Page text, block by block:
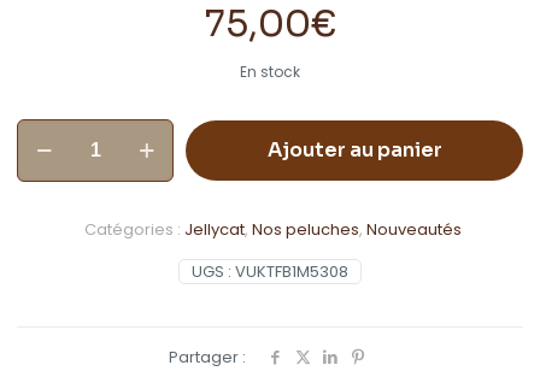
75,00€
En stock
quantité
Homard
Ajouter au panier
UGS : VUKTFB1M5308
Catégories : Jellycat, Nos peluches, Nouveautés
Partager :